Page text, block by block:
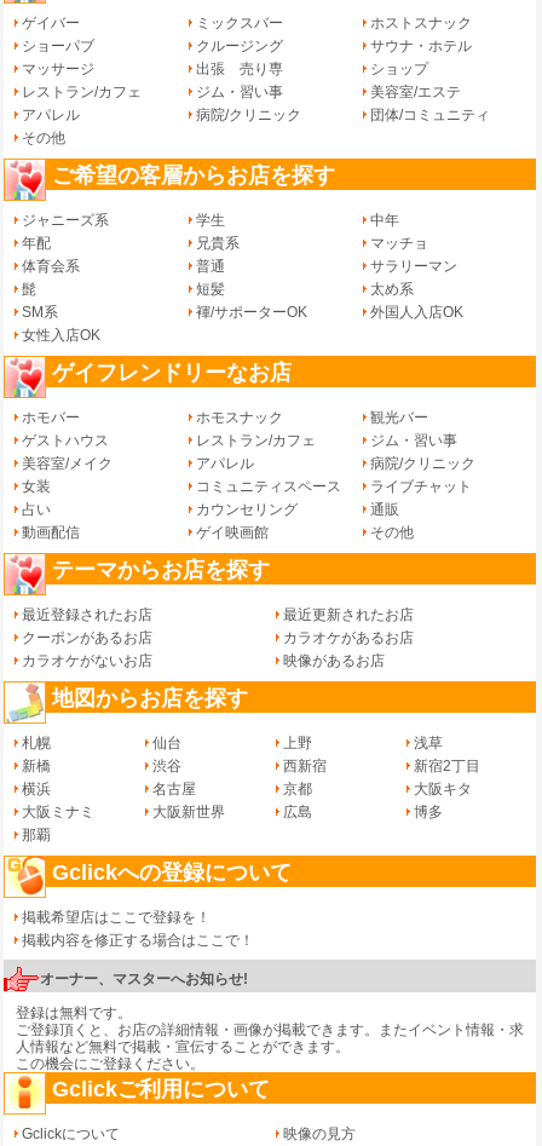
ゲイバー ミックスバー
ホストスナック
ショーパブ
クルージング
サウナ・ホテル
マッサージ
出張 売り専
ショップ
レストラン/カフェ
ジム・習い事
美容室/エステ
アパレル
病院/クリニック
団体/コミュニティ
その他
ご希望の客層からお店を探す
ジャニーズ系 学生
中年
年配
兄貴系
マッチョ
体育会系
普通
サラリーマン
髭
短髪
太め系
SM系
褌/サポーターOK
外国人入店OK
女性入店OK
ゲイフレンドリーなお店
ホモバー ホモスナック
観光バー
ゲストハウス
レストラン/カフェ
ジム・習い事
美容室/メイク
アパレル
病院/クリニック
女装
コミュニティスペース
ライブチャット
占い
カウンセリング
通販
動画配信
ゲイ映画館 その他
テーマからお店を探す
最近登録されたお店
最近更新されたお店
クーポンがあるお店
カラオケがあるお店
カラオケがないお店
映像があるお店
地図からお店を探す
札幌 仙台 上野
浅草
新橋
渋谷 西新宿
新宿2丁目
横浜
名古屋 京都
大阪キタ
大阪ミナミ
大阪新世界 広島
博多
那覇
Gclickへの登録について
掲載希望店はここで登録を！
掲載内容を修正する場合はここで！
オーナー、マスターへお知らせ!
登録は無料です。
ご登録頂くと、お店の詳細情報・画像が掲載できます。またイベント情報・求
人情報など無料で掲載・宣伝することができます。
この機会にご登録ください。
Gclickご利用について
Gclickについて
映像の見方